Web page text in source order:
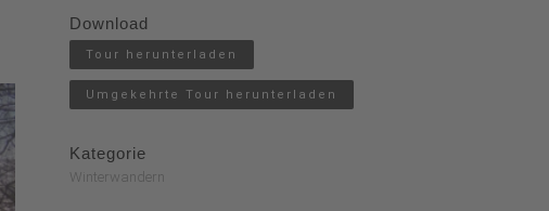
Download
Tour herunterladen
Umgekehrte Tour herunterladen
Kategorie
Winterwandern